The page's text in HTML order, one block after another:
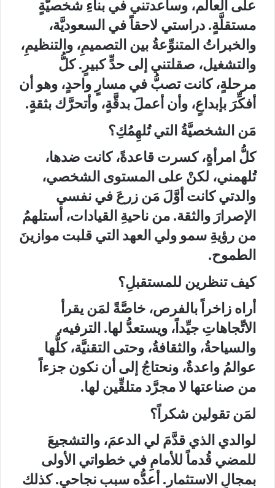
على العالم، وساعدتني في بناءِ شخصيَّةٍ
مستقلَّةٍ. دراستي لاحقاً في السعوديَّة،
والخبراتُ المتنوِّعةُ بين التصميمِ، والتنظيمِ،
والتشغيل، صقلتني إلى حدٍّ كبيرٍ. كلُّ
مرحلةٍ، كانت تصبُّ في مسارٍ واحدٍ، وهو أن
أفكِّرَ بإبداعٍ، وأن أعملَ بدقَّةٍ، وأتحرَّك بثقةٍ.
مَن الشخصيَّةُ التي تُلهِمُكِ؟
كلُّ امرأةٍ، كسرت قاعدةً، كانت ضدها،
تُلهمني، لكنْ على المستوى الشخصي،
والدتي كانت أوَّلَ مَن زرعَ في نفسي
الإصرارَ والثقة. من ناحيةِ القيادات، أستلهمُ
من رؤيةِ سمو ولي العهد التي قلبت موازينَ
الطموح.
كيف تنظرين للمستقبلِ؟
أراه زاخراً بالفرص، خاصَّةً لمَن يقرأ
الاتِّجاهاتِ جيِّداً، ويستعدُّ لها. الترفيه،
والسياحةُ، والثقافةُ، وحتى التقنيَّة، كلُّها
عوالمُ واعدةٌ، ونحتاجُ إلى أن نكون جزءاً
من صناعتها لا مجرَّد متلقِّين لها.
لمَن تقولين شكراً؟
لوالدي الذي قدَّمَ لي الدعمَ، والتشجيعَ
للمضي قُدماً للأمامِ في خطواتي الأولى
بمجالِ الاستثمار. أعدُّه سبب نجاحي. كذلك